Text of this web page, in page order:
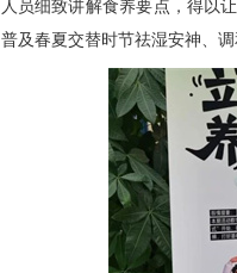
人员细致讲解食养要点，得以
普及春夏交替时节祛湿安神、